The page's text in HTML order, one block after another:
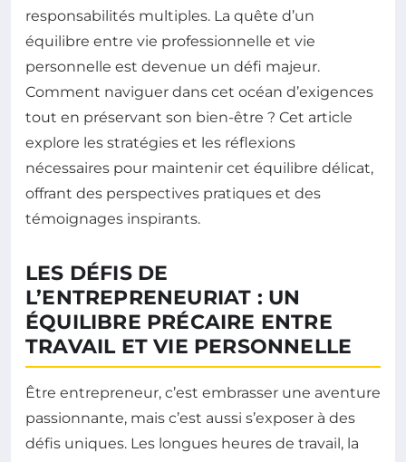
responsabilités multiples. La quête d’un
équilibre entre vie professionnelle et vie
personnelle est devenue un défi majeur.
Comment naviguer dans cet océan d’exigences
tout en préservant son bien-être ? Cet article
explore les stratégies et les réflexions
nécessaires pour maintenir cet équilibre délicat,
offrant des perspectives pratiques et des
témoignages inspirants.
LES DÉFIS DE
L’ENTREPRENEURIAT : UN
ÉQUILIBRE PRÉCAIRE ENTRE
TRAVAIL ET VIE PERSONNELLE
Être entrepreneur, c’est embrasser une aventure
passionnante, mais c’est aussi s’exposer à des
défis uniques. Les longues heures de travail, la